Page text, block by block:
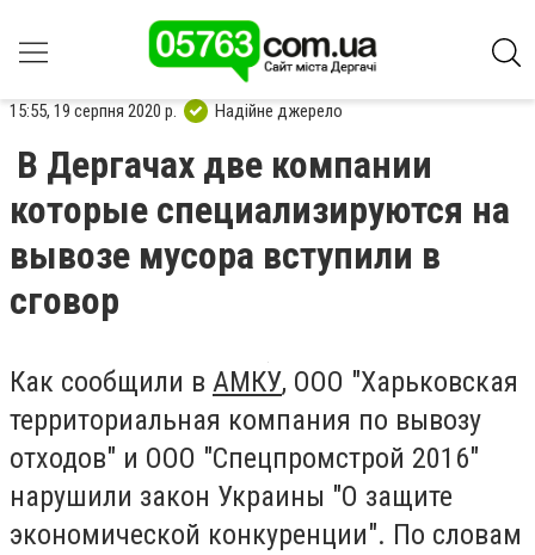
15:55, 19 серпня 2020 р. Надійне джерело
В Дергачах две компании
которые специализируются на
вывозе мусора вступили в
сговор
Как сообщили в АМКУ, ООО "Харьковская
территориальная компания по вывозу
отходов" и ООО "Спецпромстрой 2016"
нарушили закон Украины "О защите
экономической конкуренции". По словам